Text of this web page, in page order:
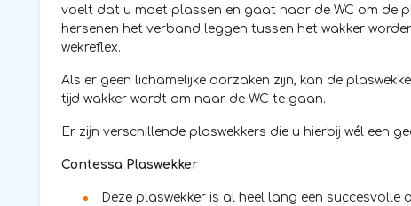
voelt dat u moet plassen en gaat naar de WC om de
hersenen het verband leggen tussen het wakker
wekreflex.
Als er geen lichamelijke oorzaken zijn, kan de
tijd wakker wordt om naar de WC te gaan.
Er zijn verschillende plaswekkers die u hierbij wél een
Contessa Plaswekker
Deze plaswekker is al heel lang een